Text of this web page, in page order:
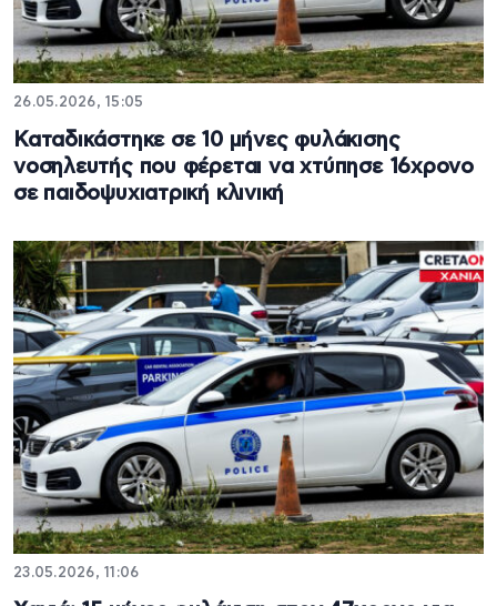
26.05.2026, 15:05
Καταδικάστηκε σε 10 μήνες φυλάκισης
νοσηλευτής που φέρεται να χτύπησε 16χρονο
σε παιδοψυχιατρική κλινική
23.05.2026, 11:06